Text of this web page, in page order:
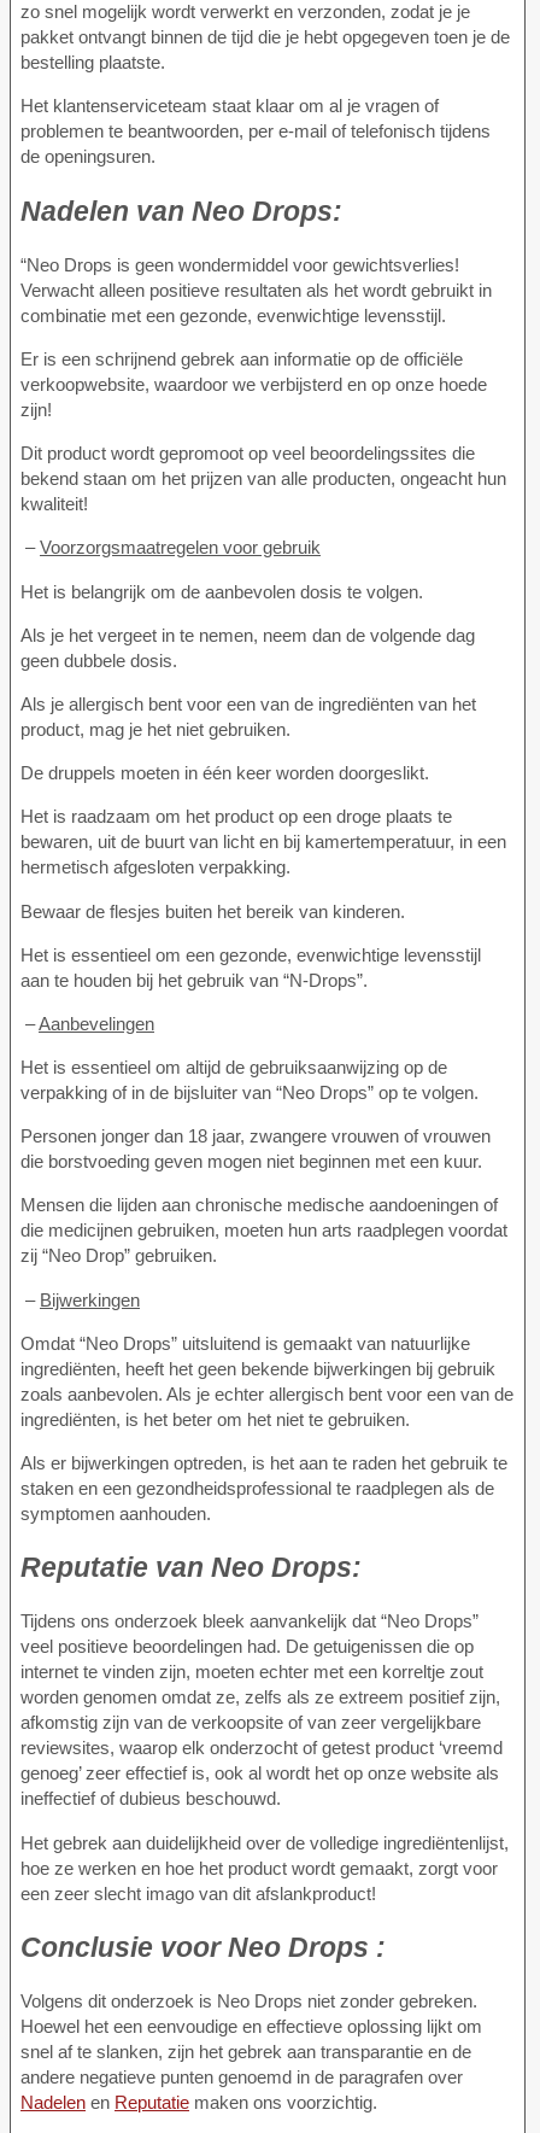
zo snel mogelijk wordt verwerkt en verzonden, zodat je je
pakket ontvangt binnen de tijd die je hebt opgegeven toen je de
bestelling plaatste.
Het klantenserviceteam staat klaar om al je vragen of
problemen te beantwoorden, per e-mail of telefonisch tijdens
de openingsuren.
Nadelen van Neo Drops:
“Neo Drops is geen wondermiddel voor gewichtsverlies!
Verwacht alleen positieve resultaten als het wordt gebruikt in
combinatie met een gezonde, evenwichtige levensstijl.
Er is een schrijnend gebrek aan informatie op de officiële
verkoopwebsite, waardoor we verbijsterd en op onze hoede
zijn!
Dit product wordt gepromoot op veel beoordelingssites die
bekend staan om het prijzen van alle producten, ongeacht hun
kwaliteit!
–Voorzorgsmaatregelen voor gebruik
Het is belangrijk om de aanbevolen dosis te volgen.
Als je het vergeet in te nemen, neem dan de volgende dag
geen dubbele dosis.
Als je allergisch bent voor een van de ingrediënten van het
product, mag je het niet gebruiken.
De druppels moeten in één keer worden doorgeslikt.
Het is raadzaam om het product op een droge plaats te
bewaren, uit de buurt van licht en bij kamertemperatuur, in een
hermetisch afgesloten verpakking.
Bewaar de flesjes buiten het bereik van kinderen.
Het is essentieel om een gezonde, evenwichtige levensstijl
aan te houden bij het gebruik van “N-Drops”.
–Aanbevelingen
Het is essentieel om altijd de gebruiksaanwijzing op de
verpakking of in de bijsluiter van “Neo Drops” op te volgen.
Personen jonger dan 18 jaar, zwangere vrouwen of vrouwen
die borstvoeding geven mogen niet beginnen met een kuur.
Mensen die lijden aan chronische medische aandoeningen of
die medicijnen gebruiken, moeten hun arts raadplegen voordat
zij “Neo Drop” gebruiken.
– Bijwerkingen
Omdat “Neo Drops” uitsluitend is gemaakt van natuurlijke
ingrediënten, heeft het geen bekende bijwerkingen bij gebruik
zoals aanbevolen. Als je echter allergisch bent voor een van de
ingrediënten, is het beter om het niet te gebruiken.
Als er bijwerkingen optreden, is het aan te raden het gebruik te
staken en een gezondheidsprofessional te raadplegen als de
symptomen aanhouden.
Reputatie van Neo Drops:
Tijdens ons onderzoek bleek aanvankelijk dat “Neo Drops”
veel positieve beoordelingen had. De getuigenissen die op
internet te vinden zijn, moeten echter met een korreltje zout
worden genomen omdat ze, zelfs als ze extreem positief zijn,
afkomstig zijn van de verkoopsite of van zeer vergelijkbare
reviewsites, waarop elk onderzocht of getest product ‘vreemd
genoeg’ zeer effectief is, ook al wordt het op onze website als
ineffectief of dubieus beschouwd.
Het gebrek aan duidelijkheid over de volledige ingrediëntenlijst,
hoe ze werken en hoe het product wordt gemaakt, zorgt voor
een zeer slecht imago van dit afslankproduct!
Conclusie voorNeo Drops :
Volgens dit onderzoek is Neo Drops niet zonder gebreken.
Hoewel het een eenvoudige en effectieve oplossing lijkt om
snel af te slanken, zijn het gebrek aan transparantie en de
andere negatieve punten genoemd in de paragrafen over
Nadelen en Reputatie maken ons voorzichtig.